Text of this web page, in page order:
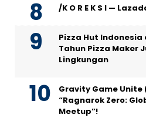
/K O R E K S I —
Pizza Hut Indonesia
Tahun Pizza Maker
Lingkungan
Gravity Game Unite
“Ragnarok Zero:
Meetup”!